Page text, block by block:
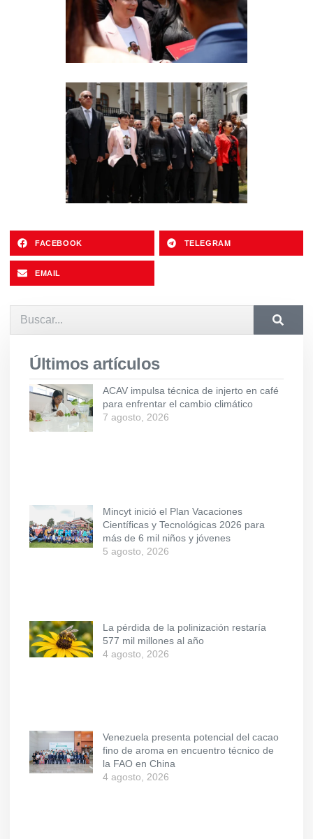
FACEBOOK TELEGRAM
EMAIL
Últimos artículos
ACAV impulsa técnica de injerto en café
para enfrentar el cambio climático
7 agosto, 2026
Mincyt inició el Plan Vacaciones
Científicas y Tecnológicas 2026 para
más de 6 mil niños y jóvenes
5 agosto, 2026
La pérdida de la polinización restaría
577 mil millones al año
4 agosto, 2026
Venezuela presenta potencial del cacao
fino de aroma en encuentro técnico de
la FAO en China
4 agosto, 2026